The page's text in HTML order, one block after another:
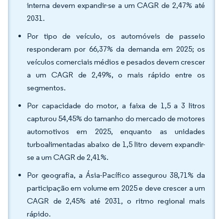
interna devem expandir-se a um CAGR de 2,47% até
2031.
Por tipo de veículo, os automóveis de passeio
responderam por 66,37% da demanda em 2025; os
veículos comerciais médios e pesados devem crescer
a um CAGR de 2,49%, o mais rápido entre os
segmentos.
Por capacidade do motor, a faixa de 1,5 a 3 litros
capturou 54,45% do tamanho do mercado de motores
automotivos em 2025, enquanto as unidades
turboalimentadas abaixo de 1,5 litro devem expandir-
se a um CAGR de 2,41%.
Por geografia, a Ásia-Pacífico assegurou 38,71% da
participação em volume em 2025 e deve crescer a um
CAGR de 2,45% até 2031, o ritmo regional mais
rápido.